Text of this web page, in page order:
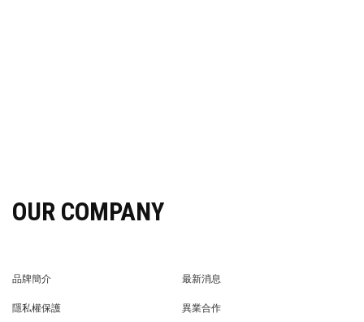
OUR COMPANY
品牌簡介
最新消息
隱私權保護
異業合作